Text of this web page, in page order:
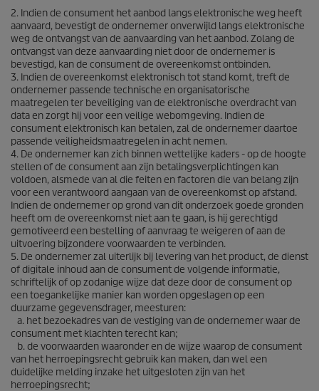
2. Indien de consument het aanbod langs elektronische weg heeft
aanvaard, bevestigt de ondernemer onverwijld langs elektronische
weg de ontvangst van de aanvaarding van het aanbod. Zolang de
ontvangst van deze aanvaarding niet door de ondernemer is
bevestigd, kan de consument de overeenkomst ontbinden.
3. Indien de overeenkomst elektronisch tot stand komt, treft de
ondernemer passende technische en organisatorische
maatregelen ter beveiliging van de elektronische overdracht van
data en zorgt hij voor een veilige webomgeving. Indien de
consument elektronisch kan betalen, zal de ondernemer daartoe
passende veiligheidsmaatregelen in acht nemen.
4. De ondernemer kan zich binnen wettelijke kaders - op de hoogte
stellen of de consument aan zijn betalingsverplichtingen kan
voldoen, alsmede van al die feiten en factoren die van belang zijn
voor een verantwoord aangaan van de overeenkomst op afstand.
Indien de ondernemer op grond van dit onderzoek goede gronden
heeft om de overeenkomst niet aan te gaan, is hij gerechtigd
gemotiveerd een bestelling of aanvraag te weigeren of aan de
uitvoering bijzondere voorwaarden te verbinden.
5. De ondernemer zal uiterlijk bij levering van het product, de dienst
of digitale inhoud aan de consument de volgende informatie,
schriftelijk of op zodanige wijze dat deze door de consument op
een toegankelijke manier kan worden opgeslagen op een
duurzame gegevensdrager, meesturen:
a. het bezoekadres van de vestiging van de ondernemer waar de
consument met klachten terecht kan;
b. de voorwaarden waaronder en de wijze waarop de consument
van het herroepingsrecht gebruik kan maken, dan wel een
duidelijke melding inzake het uitgesloten zijn van het
herroepingsrecht;